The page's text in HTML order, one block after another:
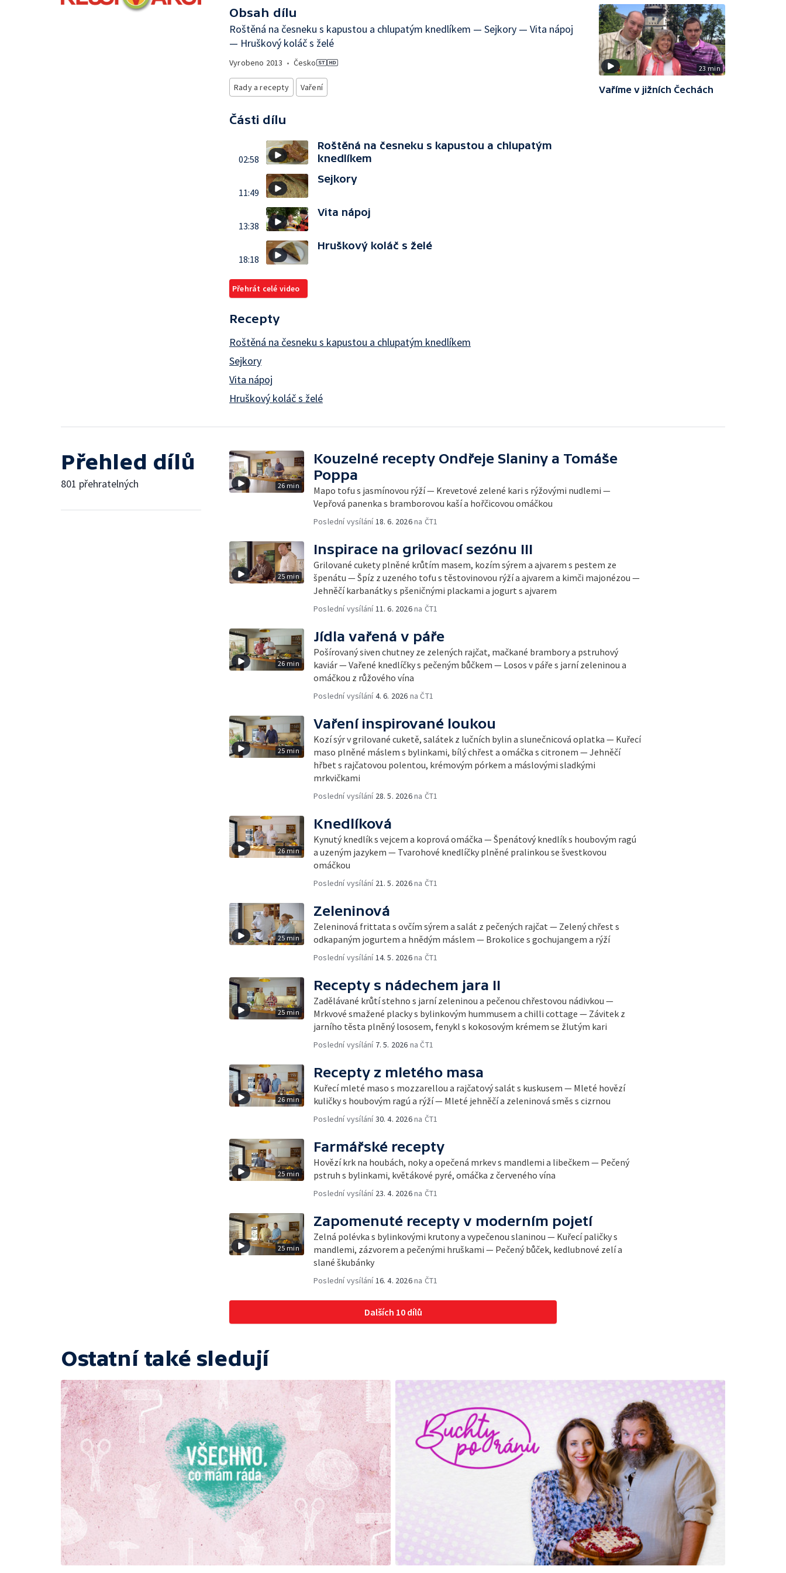
Obsah dílu
Roštěná na česneku s kapustou a chlupatým knedlíkem — Sejkory — Vita nápoj
— Hruškový koláč s želé
Vyrobeno 2013 • Česko
Rady a recepty Vaření
Části dílu
02:58
Roštěná na česneku s kapustou a chlupatým
knedlíkem
11:49
Sejkory
13:38
Vita nápoj
18:18
Hruškový koláč s želé
Přehrát celé video
Recepty
Roštěná na česneku s kapustou a chlupatým knedlíkem
Sejkory
Vita nápoj
Hruškový koláč s želé
23 min
Vaříme v jižních Čechách
Přehled dílů
801 přehratelných 26 min
Kouzelné recepty Ondřeje Slaniny a Tomáše
Poppa
Mapo tofu s jasmínovou rýží — Krevetové zelené kari s rýžovými nudlemi —
Vepřová panenka s bramborovou kaší a hořčicovou omáčkou
Poslední vysílání18. 6. 2026na ČT1
25 min
Inspirace na grilovací sezónu III
Grilované cukety plněné krůtím masem, kozím sýrem a ajvarem s pestem ze
špenátu — Špíz z uzeného tofu s těstovinovou rýží a ajvarem a kimči majonézou —
Jehněčí karbanátky s pšeničnými plackami a jogurt s ajvarem
Poslední vysílání11. 6. 2026na ČT1
26 min
Jídla vařená v páře
Pošírovaný siven chutney ze zelených rajčat, mačkané brambory a pstruhový
kaviár — Vařené knedlíčky s pečeným bůčkem — Losos v páře s jarní zeleninou a
omáčkou z růžového vína
Poslední vysílání4. 6. 2026 na ČT1
25 min
Vaření inspirované loukou
Kozí sýr v grilované cuketě, salátek z lučních bylin a slunečnicová oplatka — Kuřecí
maso plněné máslem s bylinkami, bílý chřest a omáčka s citronem — Jehněčí
hřbet s rajčatovou polentou, krémovým pórkem a máslovými sladkými
mrkvičkami
Poslední vysílání 28. 5. 2026na ČT1
26 min
Knedlíková
Kynutý knedlík s vejcem a koprová omáčka — Špenátový knedlík s houbovým ragú
a uzeným jazykem — Tvarohové knedlíčky plněné pralinkou se švestkovou
omáčkou
Poslední vysílání 21. 5. 2026na ČT1
25 min
Zeleninová
Zeleninová frittata s ovčím sýrem a salát z pečených rajčat — Zelený chřest s
odkapaným jogurtem a hnědým máslem — Brokolice s gochujangem a rýží
Poslední vysílání14. 5. 2026na ČT1
25 min
Recepty s nádechem jara II
Zadělávané krůtí stehno s jarní zeleninou a pečenou chřestovou nádivkou —
Mrkvové smažené placky s bylinkovým hummusem a chilli cottage — Závitek z
jarního těsta plněný lososem, fenykl s kokosovým krémem se žlutým kari
Poslední vysílání 7. 5. 2026 na ČT1
26 min
Recepty z mletého masa
Kuřecí mleté maso s mozzarellou a rajčatový salát s kuskusem — Mleté hovězí
kuličky s houbovým ragú a rýží — Mleté jehněčí a zeleninová směs s cizrnou
Poslední vysílání30. 4. 2026na ČT1
25 min
Farmářské recepty
Hovězí krk na houbách, noky a opečená mrkev s mandlemi a libečkem — Pečený
pstruh s bylinkami, květákové pyré, omáčka z červeného vína
Poslední vysílání 23. 4. 2026na ČT1
25 min
Zapomenuté recepty v moderním pojetí
Zelná polévka s bylinkovými krutony a vypečenou slaninou — Kuřecí paličky s
mandlemi, zázvorem a pečenými hruškami — Pečený bůček, kedlubnové zelí a
slané škubánky
Poslední vysílání16. 4. 2026na ČT1
Dalších 10 dílů
Ostatní také sledují